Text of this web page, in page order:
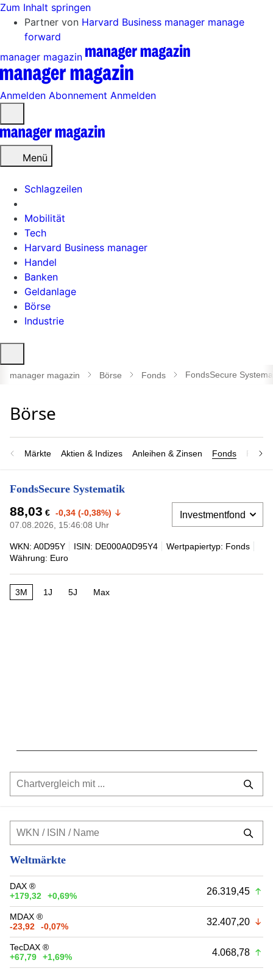
Zum Inhalt springen
Partner von Harvard Business manager manage
forward
manager magazin
Anmelden Abonnement Anmelden
öffnen
Menü
Schlagzeilen
Mobilität
Tech
Harvard Business manager
Handel
Banken
Geldanlage
Börse
Industrie
öffnen
manager magazin Börse Fonds FondsSecure
Märkte Aktien & Indizes Anleihen & Zinsen Fonds
FondsSecure Systematik
88,03 € -0,34 (-0,38%)
07.08.2026, 15:46:08 Uhr
WKN: A0D95Y ISIN: DE000A0D95Y4
Wertpapiertyp: Fonds
Währung: Euro
3M 1J 5J Max
Weltmärkte
DAX ®
+179,32
+0,69% 26.319,45
MDAX ®
-23,92
-0,07% 32.407,20
TecDAX ®
+67,79
+1,69% 4.068,78